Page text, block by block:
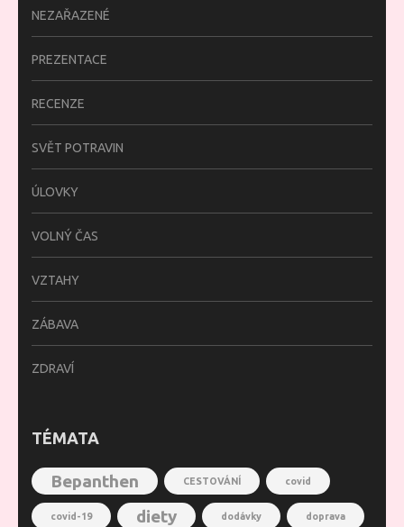
NEZAŘAZENÉ
PREZENTACE
RECENZE
SVĚT POTRAVIN
ÚLOVKY
VOLNÝ ČAS
VZTAHY
ZÁBAVA
ZDRAVÍ
TÉMATA
Bepanthen CESTOVÁNÍ covid
covid-19 diety dodávky doprava